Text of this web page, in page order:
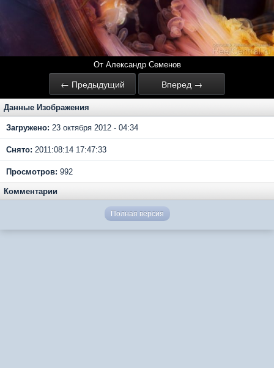
От Александр Семенов
← Предыдущий Вперед →
Данные Изображения
Загружено: 23 октября 2012 - 04:34
Снято: 2011:08:14 17:47:33
Просмотров: 992
Комментарии
Полная версия